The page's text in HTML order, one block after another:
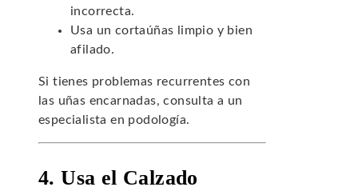
incorrecta.
Usa un cortaúñas limpio y bien
afilado.
Si tienes problemas recurrentes con
las uñas encarnadas, consulta a un
especialista en podología.
4. Usa el Calzado